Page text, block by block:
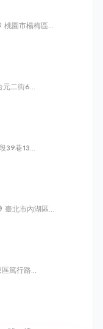
桃園市楊梅區高
元二街6號
39巷134
臺北市內湖區瑞
區篤行路6